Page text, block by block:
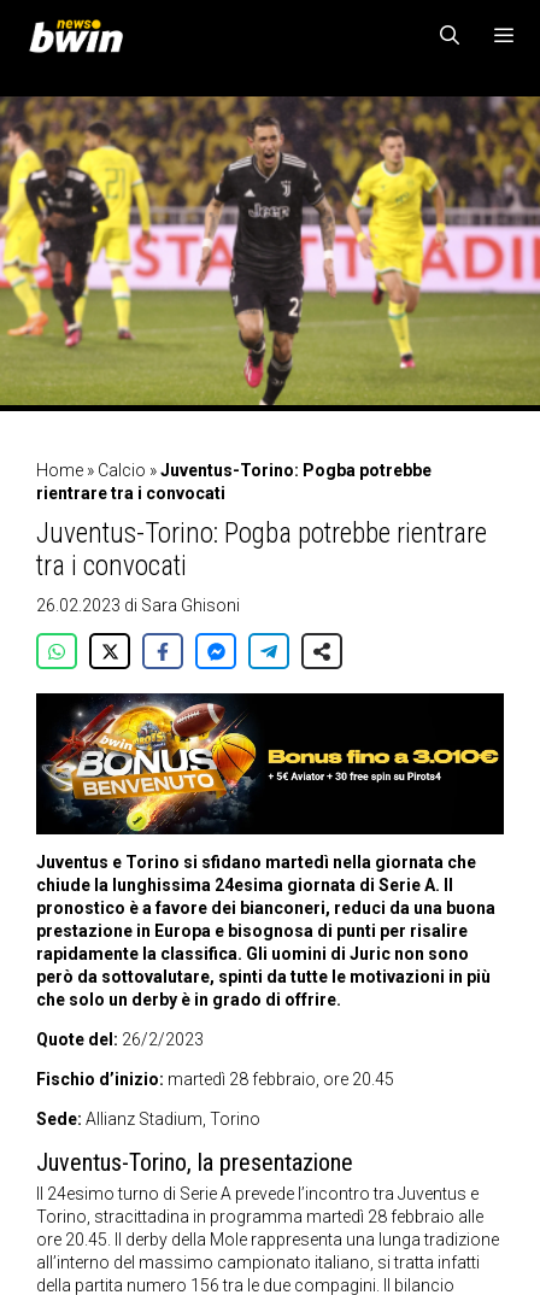
contenuto
MENU
Home » Calcio »Juventus-Torino: Pogba potrebbe
rientrare tra i convocati
Juventus-Torino: Pogba potrebbe rientrare
tra i convocati
26.02.2023 di Sara Ghisoni
Juventus e Torino si sfidano martedì nella giornata che
chiude la lunghissima 24esima giornata di Serie A. Il
pronostico è a favore dei bianconeri, reduci da una buona
prestazione in Europa e bisognosa di punti per risalire
rapidamente la classifica. Gli uomini di Juric non sono
però da sottovalutare, spinti da tutte le motivazioni in più
che solo un derby è in grado di offrire.
Quote del: 26/2/2023
Fischio d’inizio: martedì 28 febbraio, ore 20.45
Sede: Allianz Stadium, Torino
Juventus-Torino, la presentazione
Il 24esimo turno di Serie A prevede l’incontro tra Juventus e
Torino, stracittadina in programma martedì 28 febbraio alle
ore 20.45. Il derby della Mole rappresenta una lunga tradizione
all’interno del massimo campionato italiano, si tratta infatti
della partita numero 156 tra le due compagini. Il bilancio